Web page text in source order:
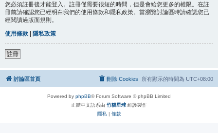
您必須註冊後才能登入。註冊僅需要很短的時間，但是會給您更多的權限。在註
冊前請確認您已經明白我們的使用條款和隱私政策。當瀏覽討論區時請確認您已
經閱讀過版面規則。
使用條款 | 隱私政策
註冊
討論區首頁 所有顯示的時間為 UTC+08:00
刪除 Cookies
Powered by phpBB® Forum Software © phpBB Limited
正體中文語系由 竹貓星球 維護製作
隱私 | 條款